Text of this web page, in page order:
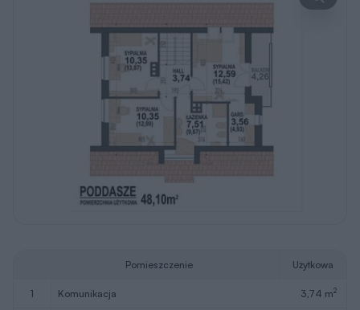
Pomieszczenie Użytkowa
1 komunikacja 3,74 m2